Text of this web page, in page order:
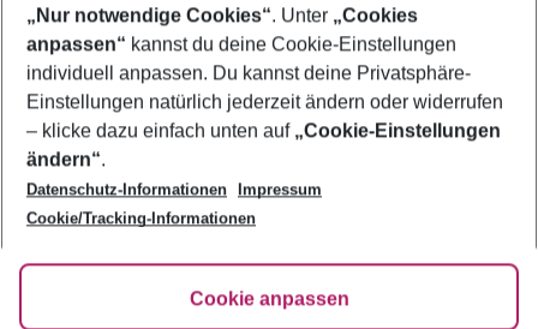
Footer
Footer navigation
Über uns
AGB
Bestpreisgarantie
Cookie-Einstellungen ändern
Cookie-Richtlinie
Agenturbetreuung
Barrierefreies Reisen
HanseMerkur Reiseversicherung
Folge uns
„Nur notwendige Cookies“. Unter „Cookies
anpassen“ kannst du deine Cookie-Einstellungen
individuell anpassen. Du kannst deine Privatsphäre-
Einstellungen natürlich jederzeit ändern oder widerrufen
– klicke dazu einfach unten auf „Cookie-Einstellungen
ändern“.
Datenschutz-Informationen
Impressum
Cookie/Tracking-Informationen
Cookie anpassen